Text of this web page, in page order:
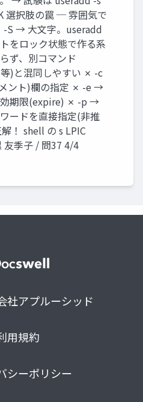
選択肢の罠 ─ 雰囲気で
-S → 大文字。useradd
をロック状態で作る系
ず、別コマンド
)と混同しやすい ✗ -c
ント)欄の指定 ✗ -e →
効期限(expire) ✗ -p →
ードを直接指定(非推
！ shell の s LPIC
友季子 / 問37 4/4
社アプルーシッド
用規約
シーポリシー